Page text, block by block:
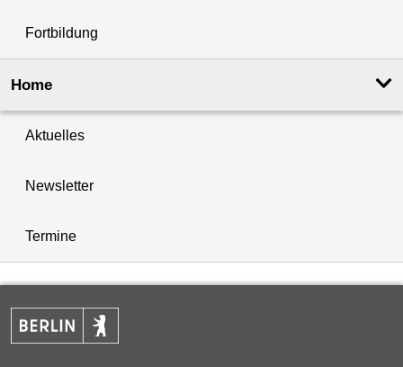
Fortbildung
Home
Aktuelles
Newsletter
Termine